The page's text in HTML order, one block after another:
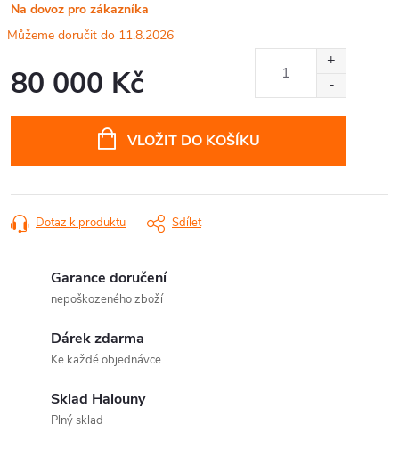
Na dovoz pro zákazníka
11.8.2026
80 000 Kč
VLOŽIT DO KOŠÍKU
Dotaz k produktu Sdílet
Garance doručení
nepoškozeného zboží
Dárek zdarma
Ke každé objednávce
Sklad Halouny
Plný sklad